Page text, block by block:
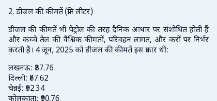
2. डीजल की कीमतें (प्रति लीटर)
डीजल की कीमतें भी पेट्रोल की तरह दैनिक आधार पर संशोधित होती हैं
और कच्चे तेल की वैश्विक कीमतों, परिवहन लागत, और करों पर निर्भर
करती हैं। 4 जून, 2025 को डीजल की कीमतें इस प्रकार थीं:
लखनऊ: ₹87.76
दिल्ली: ₹87.62
चेन्नई: ₹92.34